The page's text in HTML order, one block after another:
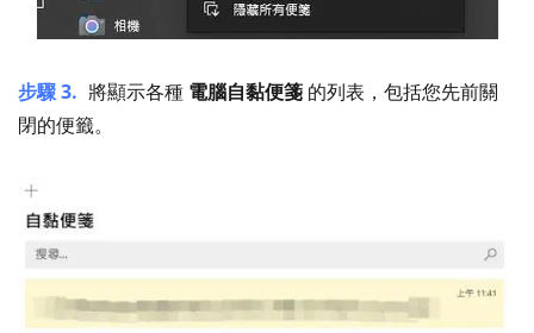
步驟 3. 將顯示各種 電腦自黏便箋 的列表，包括您先前關
閉的便籤。